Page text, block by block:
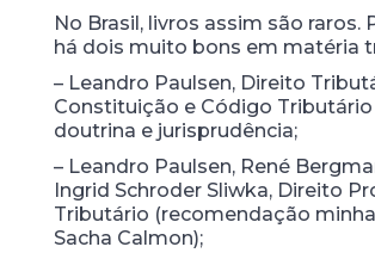
No Brasil, livros assim são raros.
há dois muito bons em matéria
– Leandro Paulsen, Direito
Constituição e Código Tributário
doutrina e jurisprudência;
– Leandro Paulsen, René
Ingrid Schroder Sliwka, Direito
Tributário (recomendação
Sacha Calmon);